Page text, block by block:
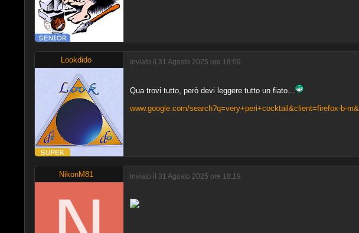
Lookdido inviato il 31 Agosto 2025 ore 18:09
Qua trovi tutto, però devi leggere tutto un fiato...
www.google.com/search?q=very+peri+cocktail&client=firefox-b-m&
NikonM81 inviato il 31 Agosto 2025 ore 18:19